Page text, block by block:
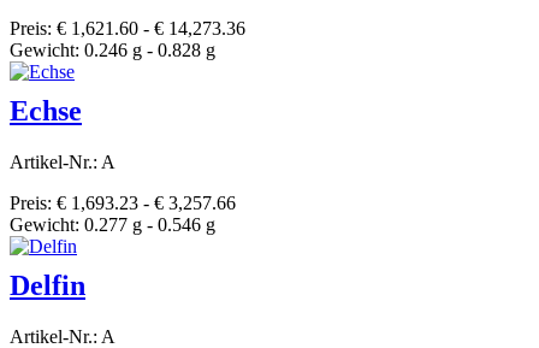
Preis: € 1,621.60 - € 14,273.36
Gewicht: 0.246 g - 0.828 g
Echse
Artikel-Nr.: A
Preis: € 1,693.23 - € 3,257.66
Gewicht: 0.277 g - 0.546 g
Delfin
Artikel-Nr.: A